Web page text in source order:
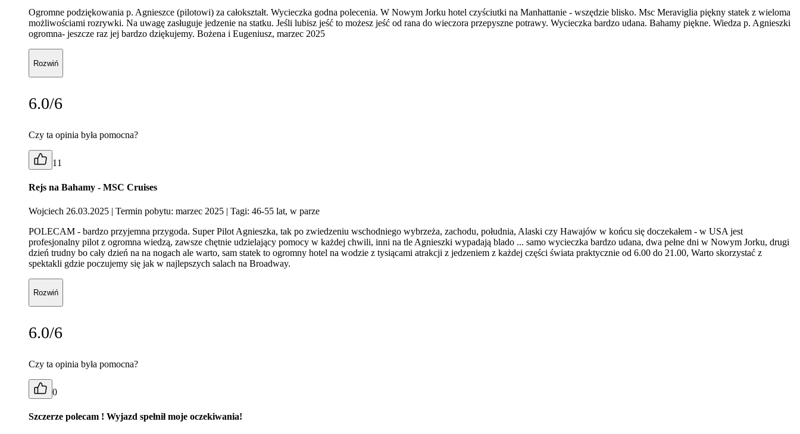
Ogromne podziękowania p. Agnieszce (pilotowi) za całokształt. Wycieczka godna polecenia. W Nowym Jorku hotel czyściutki na Manhattanie - wszędzie blisko. Msc Meraviglia piękny statek z wieloma
możliwościami rozrywki. Na uwagę zasługuje jedzenie na statku. Jeśli lubisz jeść to możesz jeść od rana do wieczora przepyszne potrawy. Wycieczka bardzo udana. Bahamy piękne. Wiedza p. Agnieszki
ogromna- jeszcze raz jej bardzo dziękujemy. Bożena i Eugeniusz, marzec 2025
Rozwiń
6.0/6
Czy ta opinia była pomocna?
11
Rejs na Bahamy - MSC Cruises
Wojciech 26.03.2025 | Termin pobytu: marzec 2025 | Tagi: 46-55 lat, w parze
POLECAM - bardzo przyjemna przygoda. Super Pilot Agnieszka, tak po zwiedzeniu wschodniego wybrzeża, zachodu, południa, Alaski czy Hawajów w końcu się doczekałem - w USA jest
profesjonalny pilot z ogromna wiedzą, zawsze chętnie udzielający pomocy w każdej chwili, inni na tle Agnieszki wypadają blado ... samo wycieczka bardzo udana, dwa pełne dni w Nowym Jorku, drugi
dzień trudny bo cały dzień na na nogach ale warto, sam statek to ogromny hotel na wodzie z tysiącami atrakcji z jedzeniem z każdej części świata praktycznie od 6.00 do 21.00, Warto skorzystać z
spektakli gdzie poczujemy się jak w najlepszych salach na Broadway.
Rozwiń
6.0/6
Czy ta opinia była pomocna?
0
Szczerze polecam ! Wyjazd spełnił moje oczekiwania!